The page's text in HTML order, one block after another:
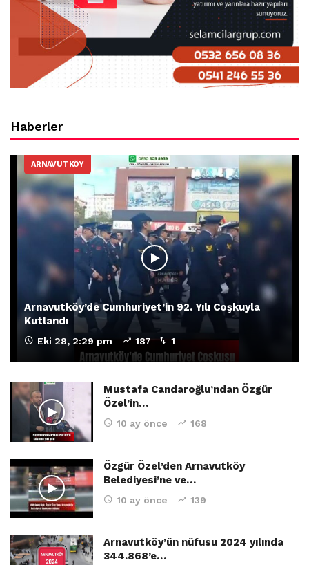
Haberler
ARNAVUTKÖY
Arnavutköy’de Cumhuriyet’in 92. Yılı Coşkuyla
Kutlandı
Eki 28, 2:29 pm 187 1
Mustafa Candaroğlu’ndan Özgür
Özel’in…
10 ay önce 168
Özgür Özel’den Arnavutköy
Belediyesi’ne ve…
10 ay önce 139
Arnavutköy’ün nüfusu 2024 yılında
344.868’e…